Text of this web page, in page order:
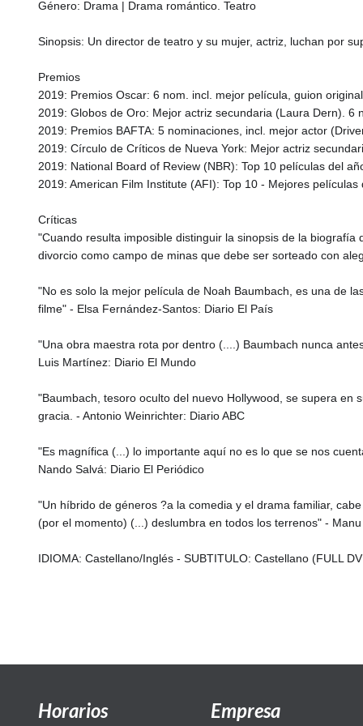
Género: Drama | Drama romántico. Teatro
Sinopsis: Un director de teatro y su mujer, actriz, luchan por
Premios
2019: Premios Oscar: 6 nom. incl. mejor película, guion
2019: Globos de Oro: Mejor actriz secundaria (Laura Dern). 6
2019: Premios BAFTA: 5 nominaciones, incl. mejor actor
2019: Círculo de Críticos de Nueva York: Mejor actriz
2019: National Board of Review (NBR): Top 10 películas del
2019: American Film Institute (AFI): Top 10 - Mejores películas
Críticas
"Cuando resulta imposible distinguir la sinopsis de la
divorcio como campo de minas que debe ser sorteado con
"No es solo la mejor película de Noah Baumbach, es una de
filme" - Elsa Fernández-Santos: Diario El País
"Una obra maestra rota por dentro (....) Baumbach nunca
Luis Martínez: Diario El Mundo
"Baumbach, tesoro oculto del nuevo Hollywood, se supera
gracia. - Antonio Weinrichter: Diario ABC
"Es magnífica (...) lo importante aquí no es lo que se nos
Nando Salvá: Diario El Periódico
"Un híbrido de géneros ?a la comedia y el drama familiar,
(por el momento) (...) deslumbra en todos los terrenos" -
IDIOMA: Castellano/Inglés - SUBTITULO: Castellano (FULL
Horarios Empresa